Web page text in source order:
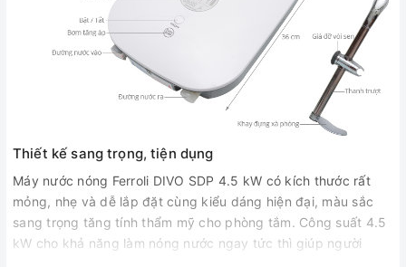
Thiết kế sang trọng, tiện dụng
Máy nước nóng Ferroli DIVO SDP 4.5 kW có kích thước rất
mỏng, nhẹ và dễ lắp đặt cùng kiểu dáng hiện đại, màu sắc
sang trọng tăng tính thẩm mỹ cho phòng tắm. Công suất 4.5
kW cho khả năng làm nóng nước ngay tức thì giúp người